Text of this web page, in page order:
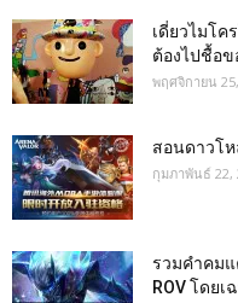
เดี่ยวไมโ
ต้องไปชื้อ
พฤศจิกายน
สอนดาวโห
กุมภาพันธ์ 22,
รวมคำคมแ
ROV โดยเ